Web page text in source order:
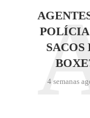
SACOS
4 semanas